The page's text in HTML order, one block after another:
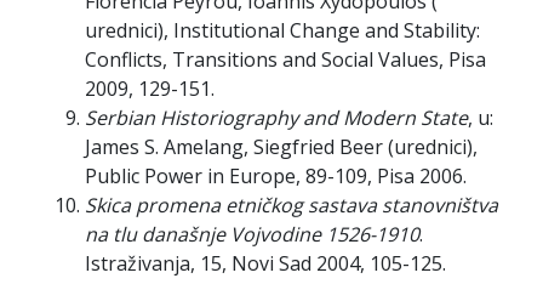
urednici), Institutional Change and Stability:
Conflicts, Transitions and Social Values, Pisa
2009, 129-151.
Serbian Historiography and Modern State, u:
James S. Amelang, Siegfried Beer (urednici),
Public Power in Europe, 89-109, Pisa 2006.
Skica promena etničkog sastava stanovništva
na tlu današnje Vojvodine 1526-1910.
Istraživanja, 15, Novi Sad 2004, 105-125.